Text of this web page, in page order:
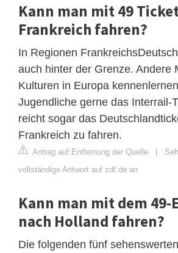
Kann man mit 49
Frankreich fahren?
In Regionen
auch hinter der Grenze. Andere
Kulturen in Europa
Jugendliche gerne das Interrail-
reicht sogar das
Frankreich zu fahren.
Antrag auf Entfernung der Quelle |
vollständige Antwort auf zdf.de an
Kann man mit dem 49-
nach Holland fahren?
Die folgenden fünf